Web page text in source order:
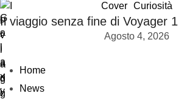
Cover
Curiosità
Il viaggio senza fine di Voyager 1
Agosto 4, 2026
Home
News